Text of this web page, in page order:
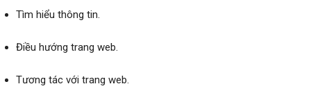
Tìm hiểu thông tin.
Điều hướng trang web.
Tương tác với trang web.